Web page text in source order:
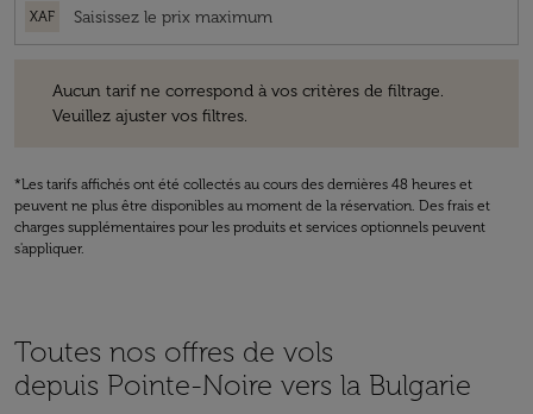
XAF
Aucun tarif ne correspond à vos critères de filtrage.
Veuillez ajuster vos filtres.
*Les tarifs affichés ont été collectés au cours des dernières 48 heures et
peuvent ne plus être disponibles au moment de la réservation. Des frais et
charges supplémentaires pour les produits et services optionnels peuvent
s'appliquer.
Toutes nos offres de vols
depuis Pointe-Noire vers la Bulgarie